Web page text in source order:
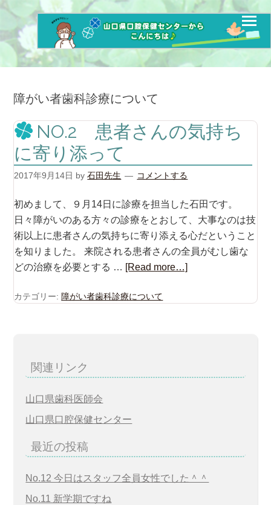
障がい者歯科診療について
NO.2 患者さんの気持ち
に寄り添って
2017年9月14日 by石田先生 コメントする
初めまして、９月14日に診療を担当した石田です。
日々障がいのある方々の診療をとおして、大事なのは技
術以上に患者さんの気持ちに寄り添える心だということ
を知りました。 来院される患者さんの全員がむし歯な
どの治療を必要とする … [Read more…]
カテゴリー: 障がい者歯科診療について
関連リンク
山口県歯科医師会
山口県口腔保健センター
最近の投稿
No.12 今日はスタッフ全員女性でした＾＾
No.11 新学期ですね